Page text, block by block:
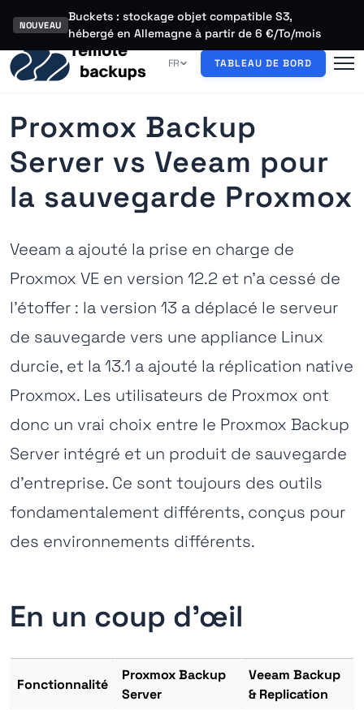
NOUVEAU
Buckets : stockage objet compatible S3,
hébergé en Allemagne à partir de 6 €/To/mois
FR TABLEAU DE BORD
Proxmox Backup
Server vs Veeam pour
la sauvegarde Proxmox
Veeam a ajouté la prise en charge de
Proxmox VE en version 12.2 et n'a cessé de
l'étoffer : la version 13 a déplacé le serveur
de sauvegarde vers une appliance Linux
durcie, et la 13.1 a ajouté la réplication native
Proxmox. Les utilisateurs de Proxmox ont
donc un vrai choix entre le Proxmox Backup
Server intégré et un produit de sauvegarde
d'entreprise. Ce sont toujours des outils
fondamentalement différents, conçus pour
des environnements différents.
En un coup d'œil
Fonctionnalité
Proxmox Backup
Server
Veeam Backup
& Replication